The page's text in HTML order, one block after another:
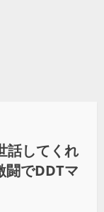
話してくれ
闘でDDTマ